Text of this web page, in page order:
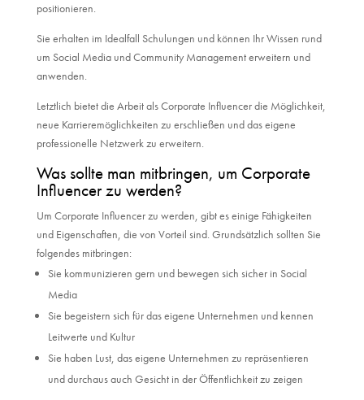
positionieren.
Sie erhalten im Idealfall Schulungen und können Ihr Wissen rund
um Social Media und Community Management erweitern und
anwenden.
Letztlich bietet die Arbeit als Corporate Influencer die Möglichkeit,
neue Karrieremöglichkeiten zu erschließen und das eigene
professionelle Netzwerk zu erweitern.
Was sollte man mitbringen, um Corporate
Influencer zu werden?
Um Corporate Influencer zu werden, gibt es einige Fähigkeiten
und Eigenschaften, die von Vorteil sind. Grundsätzlich sollten Sie
folgendes mitbringen:
Sie kommunizieren gern und bewegen sich sicher in Social
Media
Sie begeistern sich für das eigene Unternehmen und kennen
Leitwerte und Kultur
Sie haben Lust, das eigene Unternehmen zu repräsentieren
und durchaus auch Gesicht in der Öffentlichkeit zu zeigen